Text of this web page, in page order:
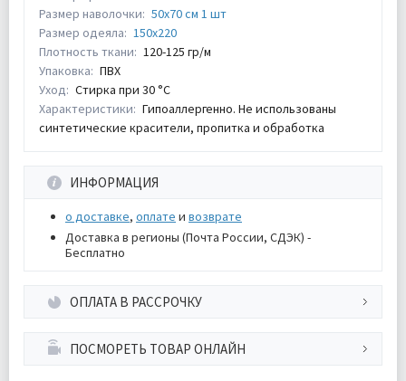
Размер наволочки: 50х70 см 1 шт
Размер одеяла: 150х220
Плотность ткани: 120-125 гр/м
Упаковка: ПВХ
Уход: Стирка при 30 °С
Характеристики: Гипоаллергенно. Не использованы
синтетические красители, пропитка и обработка
ИНФОРМАЦИЯ
о доставке, оплате и возврате
Доставка в регионы (Почта России, СДЭК) -
Бесплатно
ОПЛАТА В РАССРОЧКУ
ПОСМОРЕТЬ ТОВАР ОНЛАЙН